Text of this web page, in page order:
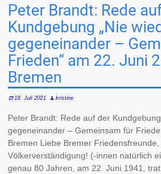
Peter Brandt: Rede
Kundgebung „Nie
gegeneinander –
Frieden“ am 22. Juni
Bremen
18. Juli 2021 kristine
Peter Brandt: Rede auf der
gegeneinander – Gemeinsam für
Bremen Liebe Bremer
Völkerverständigung! (-innen natürlich
genau 80 Jahren, am 22. Juni 1941,